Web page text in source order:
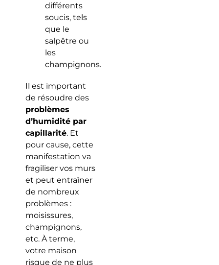
différents
soucis, tels
que le
salpêtre ou
les
champignons.
Il est important
de résoudre des
problèmes
d’humidité par
capillarité. Et
pour cause, cette
manifestation va
fragiliser vos murs
et peut entraîner
de nombreux
problèmes :
moisissures,
champignons,
etc. À terme,
votre maison
risque de ne plus